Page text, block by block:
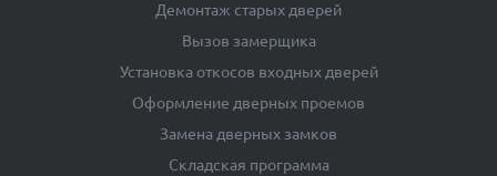
Демонтаж старых дверей
Вызов замерщика
Установка откосов входных дверей
Оформление дверных проемов
Замена дверных замков
Складская программа